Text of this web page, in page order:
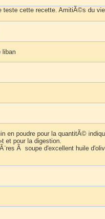
teste cette recette. AmitiÃ©s du
liban
en poudre pour la quantitÃ©
et pour la digestion.
Ã soupe d'excellent huile